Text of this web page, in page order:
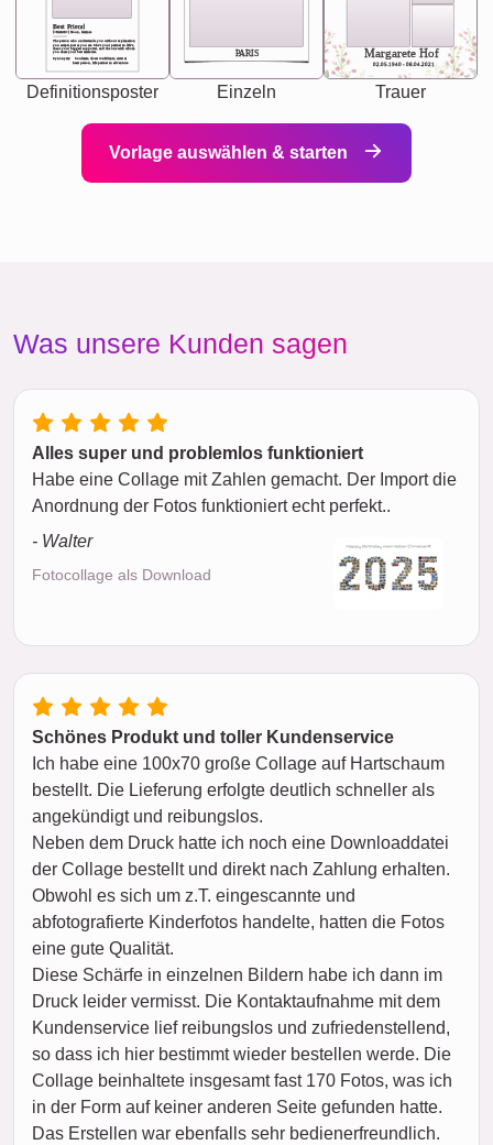
Best Friend
[<NAME>] Noun, feminie
Synonyms: Soulmate, closet confidante, sister at
heart person, life partner in adventure.
The person who understands you without explanation
you accepts just as you are. She's your partner in life's,
chaos your biggest supporter, and the one with whom
you share your best memories.
Definitionsposter
PARIS
Einzeln
Margarete Hof
02.05.1940 - 08.04.2021
Trauer
Vorlage auswählen & starten
Was unsere Kunden sagen
Alles super und problemlos funktioniert
Habe eine Collage mit Zahlen gemacht. Der Import die
Anordnung der Fotos funktioniert echt perfekt..
- Walter
Fotocollage als Download
Schönes Produkt und toller Kundenservice
Ich habe eine 100x70 große Collage auf Hartschaum
bestellt. Die Lieferung erfolgte deutlich schneller als
angekündigt und reibungslos.
Neben dem Druck hatte ich noch eine Downloaddatei
der Collage bestellt und direkt nach Zahlung erhalten.
Obwohl es sich um z.T. eingescannte und
abfotografierte Kinderfotos handelte, hatten die Fotos
eine gute Qualität.
Diese Schärfe in einzelnen Bildern habe ich dann im
Druck leider vermisst. Die Kontaktaufnahme mit dem
Kundenservice lief reibungslos und zufriedenstellend,
so dass ich hier bestimmt wieder bestellen werde. Die
Collage beinhaltete insgesamt fast 170 Fotos, was ich
in der Form auf keiner anderen Seite gefunden hatte.
Das Erstellen war ebenfalls sehr bedienerfreundlich.